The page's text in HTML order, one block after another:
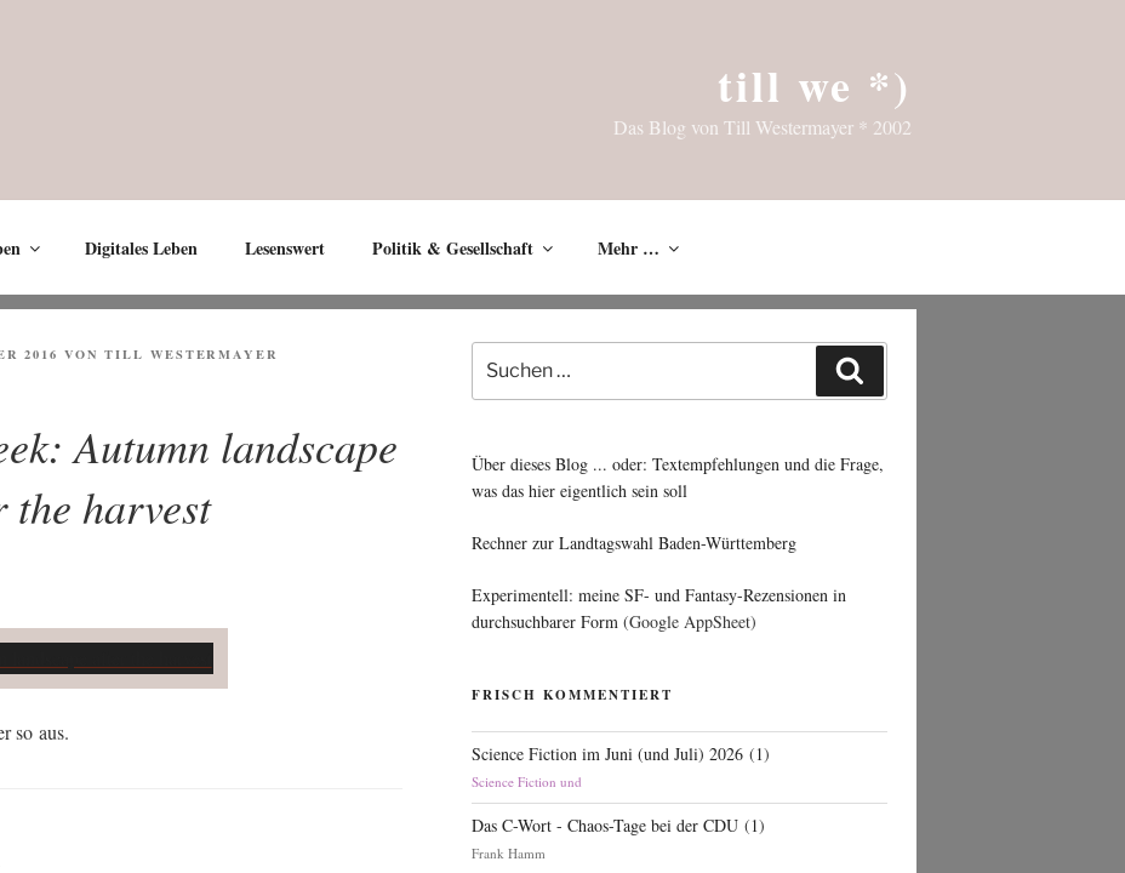
till we *)
Das Blog von Till Westermayer * 2002
Digitales Leben Lesenswert Politik & Gesellschaft Mehr …
2016 VONTILL WESTERMAYER
Autumn landscape
the harvest
so aus.
nach:
Über dieses Blog ... oder: Textempfehlungen und die Frage,
was das hier eigentlich sein soll
Rechner zur Landtagswahl Baden-Württemberg
Experimentell: meine SF- und Fantasy-Rezensionen in
durchsuchbarer Form (Google AppSheet)
FRISCH KOMMENTIERT
Science Fiction im Juni (und Juli) 2026 (1)
Science Fiction und
Das C-Wort - Chaos-Tage bei der CDU (1)
Frank Hamm